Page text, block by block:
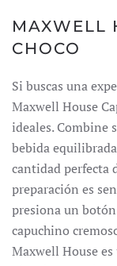
MAXWELL
CHOCO
Si buscas una
Maxwell House
ideales.Combine
bebida
cantidad perfecta
preparación es
presiona un
capuchino
Maxwell House es